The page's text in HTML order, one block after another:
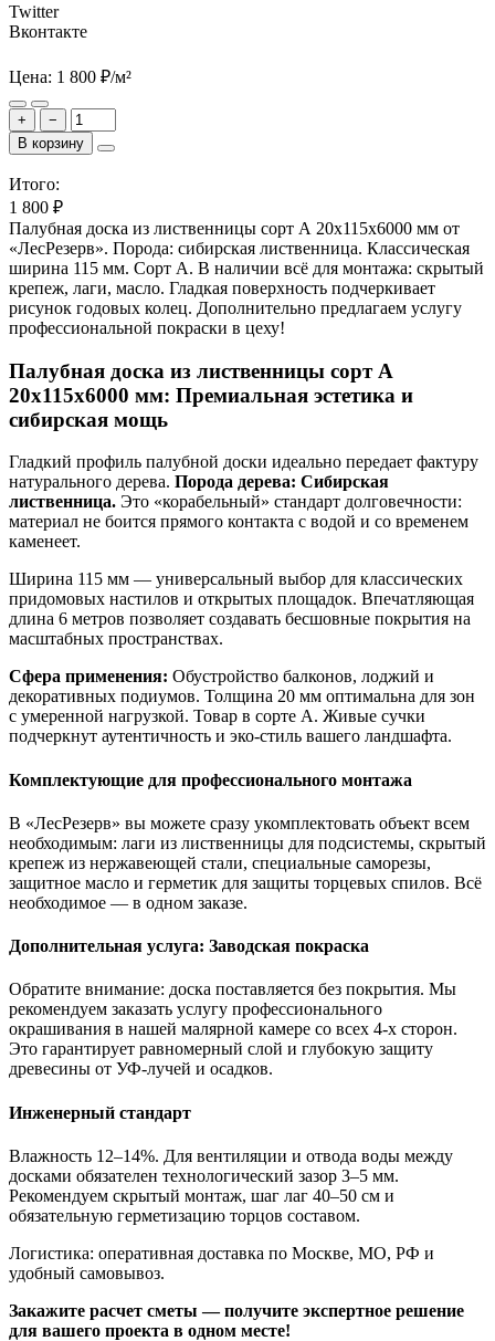
Twitter
Вконтакте
Цена: 1 800 ₽/м²
+
−
В корзину
Итого:
1 800 ₽
Палубная доска из лиственницы сорт А 20x115x6000 мм от
«ЛесРезерв». Порода: сибирская лиственница. Классическая
ширина 115 мм. Сорт А. В наличии всё для монтажа: скрытый
крепеж, лаги, масло. Гладкая поверхность подчеркивает
рисунок годовых колец. Дополнительно предлагаем услугу
профессиональной покраски в цеху!
Палубная доска из лиственницы сорт А
20x115x6000 мм: Премиальная эстетика и
сибирская мощь
Гладкий профиль палубной доски идеально передает фактуру
натурального дерева. Порода дерева: Сибирская
лиственница. Это «корабельный» стандарт долговечности:
материал не боится прямого контакта с водой и со временем
каменеет.
Ширина 115 мм — универсальный выбор для классических
придомовых настилов и открытых площадок. Впечатляющая
длина 6 метров позволяет создавать бесшовные покрытия на
масштабных пространствах.
Сфера применения: Обустройство балконов, лоджий и
декоративных подиумов. Толщина 20 мм оптимальна для зон
с умеренной нагрузкой. Товар в сорте А. Живые сучки
подчеркнут аутентичность и эко-стиль вашего ландшафта.
Комплектующие для профессионального монтажа
В «ЛесРезерв» вы можете сразу укомплектовать объект всем
необходимым: лаги из лиственницы для подсистемы, скрытый
крепеж из нержавеющей стали, специальные саморезы,
защитное масло и герметик для защиты торцевых спилов. Всё
необходимое — в одном заказе.
Дополнительная услуга: Заводская покраска
Обратите внимание: доска поставляется без покрытия. Мы
рекомендуем заказать услугу профессионального
окрашивания в нашей малярной камере со всех 4-х сторон.
Это гарантирует равномерный слой и глубокую защиту
древесины от УФ-лучей и осадков.
Инженерный стандарт
Влажность 12–14%. Для вентиляции и отвода воды между
досками обязателен технологический зазор 3–5 мм.
Рекомендуем скрытый монтаж, шаг лаг 40–50 см и
обязательную герметизацию торцов составом.
Логистика: оперативная доставка по Москве, МО, РФ и
удобный самовывоз.
Закажите расчет сметы — получите экспертное решение
для вашего проекта в одном месте!